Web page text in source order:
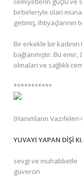
birbirleriyle olan
getimiş,
Bir erkekle bir
bağlanmıştır. Bu
olmaları ve sağlıklı
***********
(Hanımların
YUVAYI YAPAN DİŞİ
sevgi ve muhabbetle
güvercin